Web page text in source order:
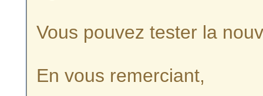
Vous pouvez tester la
En vous remerciant,